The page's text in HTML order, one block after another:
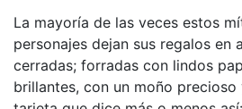
La mayoría de las veces estos
personajes dejan sus regalos en
cerradas; forradas con lindos
brillantes, con un moño precioso